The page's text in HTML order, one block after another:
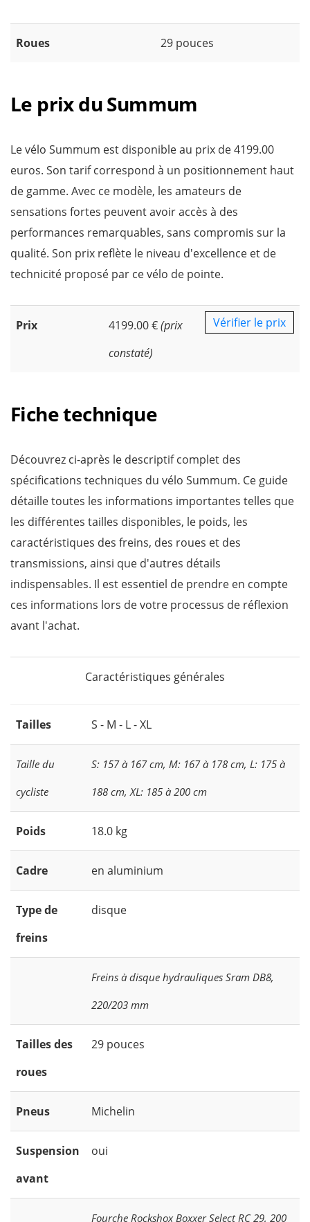
Roues 29 pouces
Le prix du Summum
Le vélo Summum est disponible au prix de 4199.00
euros. Son tarif correspond à un positionnement haut
de gamme. Avec ce modèle, les amateurs de
sensations fortes peuvent avoir accès à des
performances remarquables, sans compromis sur la
qualité. Son prix reflète le niveau d'excellence et de
technicité proposé par ce vélo de pointe.
Prix 4199.00 €(prix
constaté)
Vérifier le prix
Fiche technique
Découvrez ci-après le descriptif complet des
spécifications techniques du vélo Summum. Ce guide
détaille toutes les informations importantes telles que
les différentes tailles disponibles, le poids, les
caractéristiques des freins, des roues et des
transmissions, ainsi que d'autres détails
indispensables. Il est essentiel de prendre en compte
ces informations lors de votre processus de réflexion
avant l'achat.
Caractéristiques générales
Tailles S - M - L - XL
Taille du
cycliste
S: 157 à 167 cm, M: 167 à 178 cm, L: 175 à
188 cm, XL: 185 à 200 cm
Poids 18.0 kg
Cadre en aluminium
Type de
freins
disque
Freins à disque hydrauliques Sram DB8,
220/203 mm
Tailles des
roues
29 pouces
Pneus Michelin
Suspension
avant
oui
Fourche Rockshox Boxxer Select RC 29, 200